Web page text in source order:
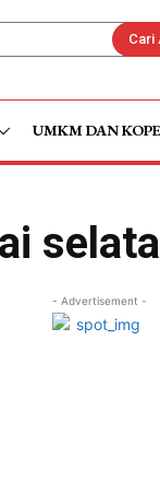
Cari
UMKM DAN
- Advertisement -